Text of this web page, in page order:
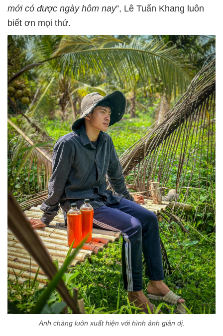
mới có được ngày hôm nay”, Lê Tuấn Khang luôn
biết ơn mọi thứ.
Anh chàng luôn xuất hiện với hình ảnh giản dị.